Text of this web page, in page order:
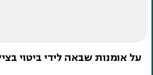
על אומנות שבאה לידי ביטוי